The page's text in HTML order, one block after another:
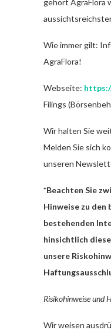
Wie immer gilt:
AgraFlora!
Webseite:
Filings
Wir halten Sie
Melden Sie sich
unseren
*Beachten Sie
Hinweise zu
bestehenden
hinsichtlich
unsere
Risikohinweise und
Wir weisen